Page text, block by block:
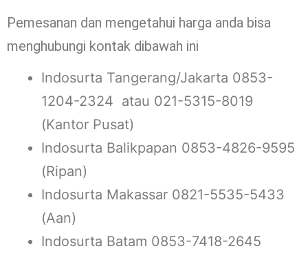
Pemesanan dan mengetahui harga anda bisa
menghubungi kontak dibawah ini
Indosurta Tangerang/Jakarta 0853-
1204-2324 atau 021-5315-8019
(Kantor Pusat)
Indosurta Balikpapan 0853-4826-9595
(Ripan)
Indosurta Makassar 0821-5535-5433
(Aan)
Indosurta Batam 0853-7418-2645